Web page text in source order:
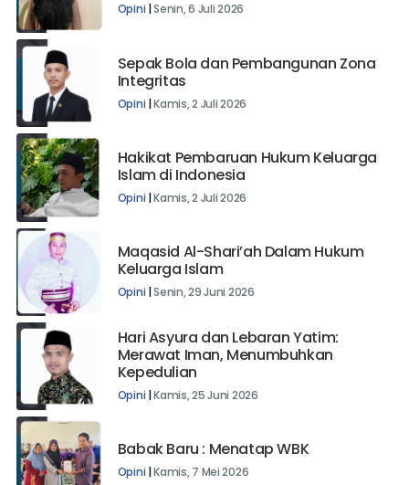
Opini |Senin, 6 Juli 2026
Sepak Bola dan Pembangunan Zona
Integritas
Opini |Kamis, 2 Juli 2026
Hakikat Pembaruan Hukum Keluarga
Islam di Indonesia
Opini |Kamis, 2 Juli 2026
Maqasid Al-Shari’ah Dalam Hukum
Keluarga Islam
Opini |Senin, 29 Juni 2026
Hari Asyura dan Lebaran Yatim:
Merawat Iman, Menumbuhkan
Kepedulian
Opini |Kamis, 25 Juni 2026
Babak Baru : Menatap WBK
Opini |Kamis, 7 Mei 2026